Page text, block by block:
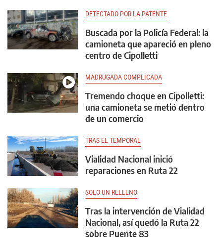
DETECTADO POR LA PATENTE
Buscada por la Policía Federal: la
camioneta que apareció en pleno
centro de Cipolletti
MADRUGADA COMPLICADA
Tremendo choque en Cipolletti:
una camioneta se metió dentro
de un comercio
TRAS EL TEMPORAL
Vialidad Nacional inició
reparaciones en Ruta 22
SOLO UN RELLENO
Tras la intervención de Vialidad
Nacional, así quedó la Ruta 22
sobre Puente 83